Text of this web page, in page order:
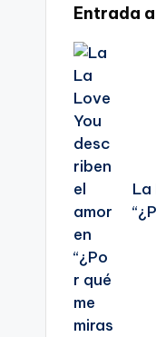
de
Entrada
La